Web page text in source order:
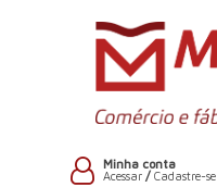
Minha conta
Acessar /Cadastre-se